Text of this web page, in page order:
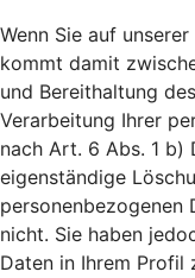
Wenn Sie auf
kommt damit
und Bereithaltung
Verarbeitung Ihrer
nach Art. 6 Abs. 1 b)
eigenständige
nicht. Sie haben
Daten in Ihrem Profil